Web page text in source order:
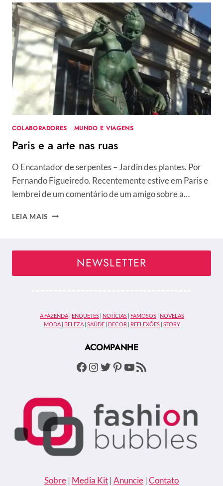
HISTÓRIA
–
DIA
INTERNACIONAL
DA
MULHER
COLABORADORES · MUNDO E VIAGENS
Paris e a arte nas ruas
O Encantador de serpentes – Jardin des plantes. Por
Fernando Figueiredo. Recentemente estive em Paris e
lembrei de um comentário de um amigo sobre a…
LEIA MAIS PARIS
NEWSLETTER
A FAZENDA | ENQUETES | NOTÍCIAS | FAMOSOS | NOVELAS
MODA | BELEZA | SAÚDE | DECOR | REFLEXÕES | STORY
ACOMPANHE
Facebook
Instagram
Twitter
Pinterest
Youtube
Feed RSS
Sobre | Media Kit | Anuncie | Contato